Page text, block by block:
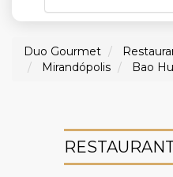
Duo Gourmet
Mirandópolis
Bao